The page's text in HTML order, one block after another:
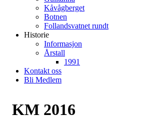
Kåvågberget
Botnen
Follandsvatnet rundt
Historie
Informasjon
Årstall
1991
Kontakt oss
Bli Medlem
KM 2016